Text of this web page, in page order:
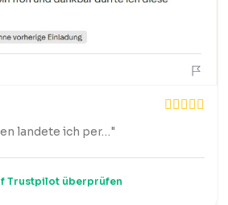
landete ich per…"
Trustpilot überprüfen